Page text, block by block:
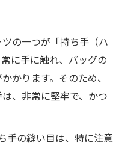
の一つが「持ち手（ハ
に手に触れ、バッグの
かります。そのため、
、非常に堅牢で、かつ
手の縫い目は、特に注意